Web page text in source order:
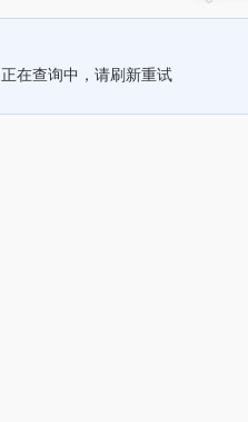
正在查询中，请刷新重试